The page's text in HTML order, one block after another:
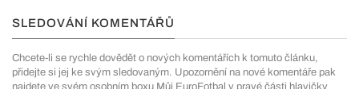
SLEDOVÁNÍ KOMENTÁŘŮ
Chcete-li se rychle dovědět o nových komentářích k tomuto článku,
přidejte si jej ke svým sledovaným. Upozornění na nové komentáře pak